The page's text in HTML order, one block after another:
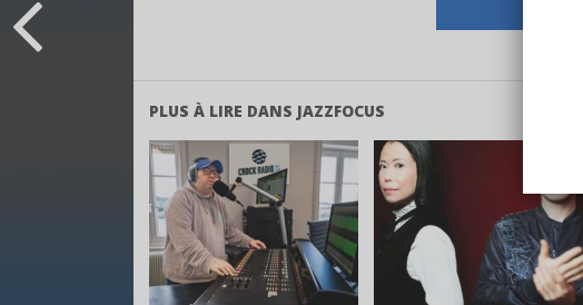
PLUS À LIRE DANS JAZZFOCUS
LIRE LA
SUITE
SUITE